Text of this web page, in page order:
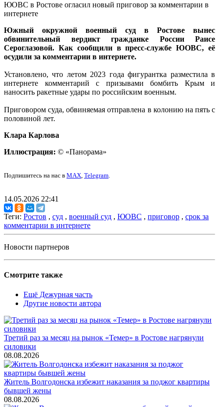
ЮОВС в Ростове огласил новый приговор за комментарии в
интернете
Южный окружной военный суд в Ростове вынес
обвинительный вердикт гражданке России Раисе
Сероглазовой. Как сообщили в пресс-службе ЮОВС, её
осудили за комментарии в интернете.
Установлено, что летом 2023 года фигурантка разместила в
интернете комментарий с призывами бомбить Крым и
наносить ракетные удары по российским военным.
Приговором суда, обвиняемая отправлена в колонию на пять с
половиной лет.
Клара Карлова
Иллюстрация: © «Панорама»
Подпишитесь на нас в MAX, Telegram.
14.05.2026 22:41
Теги: Ростов , суд , военный суд , ЮОВС , приговор , срок за
комментарии в интернете
Новости партнеров
Смотрите также
Ещё Дежурная часть
Другие новости автора
Третий раз за месяц на рынок «Темер» в Ростове нагрянули
силовики
08.08.2026
Житель Волгодонска избежит наказания за поджог квартиры
бывшей жены
08.08.2026